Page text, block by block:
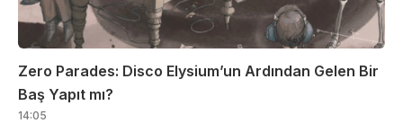
Zero Parades: Disco Elysium’un Ardından Gelen Bir
Baş Yapıt mı?
14:05